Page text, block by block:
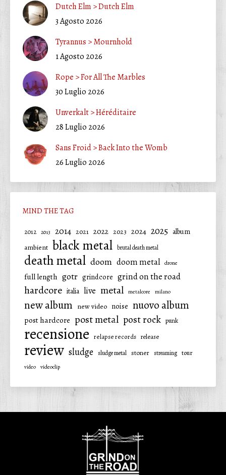
Dutch Elm > Dutch Elm
3 Agosto 2026
Tyrannus > Mournhold
1 Agosto 2026
Rope > For All The Marbles
30 Luglio 2026
Unverkalt > Héréditaire
28 Luglio 2026
Sans Froid > Back Into the Womb
26 Luglio 2026
MIND THE TAG
2012 2013 2014 2021 2022 2023 2024 2025 album
ambient black metal brutal death metal
death metal doom doom metal drone
full length gotr grindcore grind on the road
hardcore italia live metal metalcore milano
new album new video noise nuovo album
post hardcore post metal post rock punk
recensione relapse records release
review sludge sludge metal stoner streaming tour
video videoclip